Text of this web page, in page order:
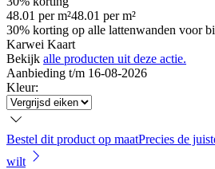
48.01 per m²48.01 per m²
30% korting op alle lattenwanden voor
Karwei Kaart
Bekijk alle producten uit deze actie.
Aanbieding t/m 16-08-2026
Kleur:
Bestel dit product op maatPrecies de
wilt